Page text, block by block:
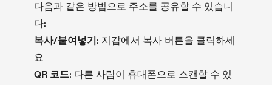
다음과 같은 방법으로 주소를 공유할 수 있습니
다:
복사/붙여넣기 : 지갑에서 복사 버튼을 클릭하세
요
QR 코드: 다른 사람이 휴대폰으로 스캔할 수 있